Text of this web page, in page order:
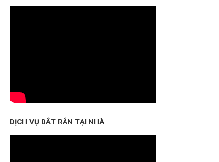
DỊCH VỤ BẮT RẮN TẠI NHÀ